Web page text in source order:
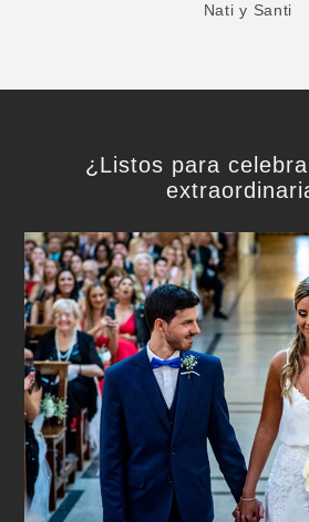
Nati y Santi
¿Listos para